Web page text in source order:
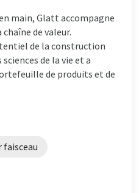
main, Glatt accompagne
de valeur.
de la construction
de la vie et a
de produits et de
faisceau